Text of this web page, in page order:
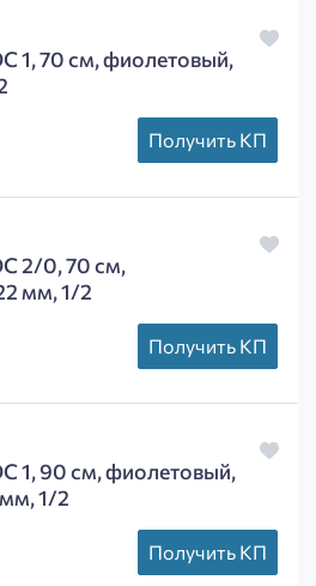
70 см, фиолетовый,
Получить КП
0, 70 см,
мм, 1/2
Получить КП
90 см, фиолетовый,
1/2
Получить КП